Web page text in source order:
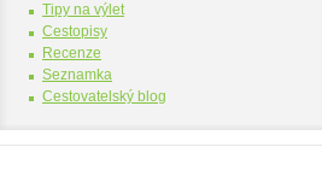
Tipy na výlet
Cestopisy
Recenze
Seznamka
Cestovatelský blog